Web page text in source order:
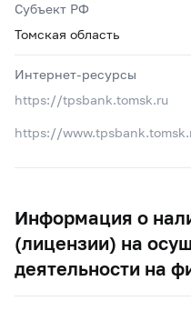
Субъект РФ
Томская область
Интернет-ресурсы
https://tpsbank.tomsk.ru
https://
Информация о
(лицензии) на
деятельности на